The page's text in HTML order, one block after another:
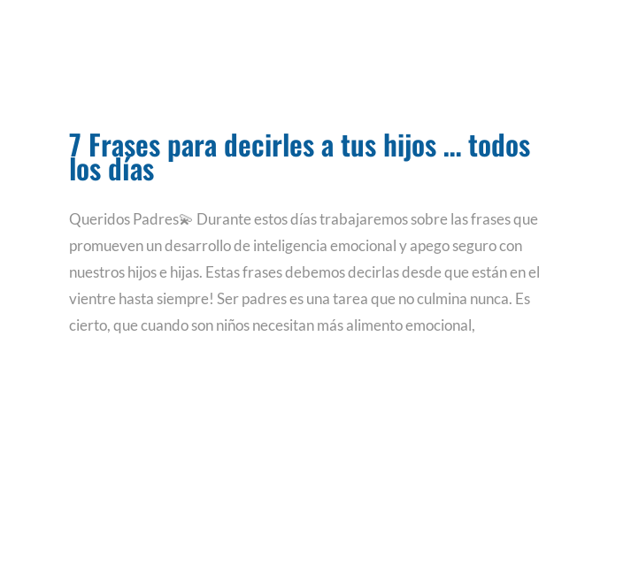
7 Frases para decirles a tus hijos … todos
los días
Queridos Padres💫 Durante estos días trabajaremos sobre las frases que
promueven un desarrollo de inteligencia emocional y apego seguro con
nuestros hijos e hijas. Estas frases debemos decirlas desde que están en el
vientre hasta siempre! Ser padres es una tarea que no culmina nunca. Es
cierto, que cuando son niños necesitan más alimento emocional,